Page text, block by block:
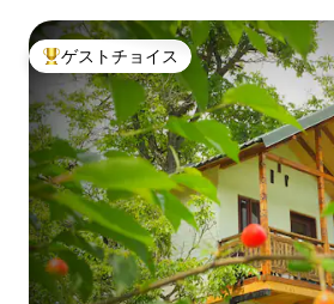
大好評のゲストチョイスです。
ゲストチョイス